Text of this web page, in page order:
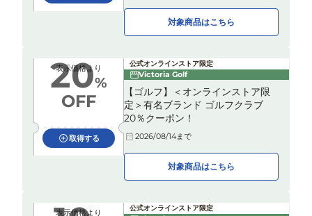
対象商品はこちら
表示価格より
20%
OFF
取得する
公式オンラインストア限定
Victoria Golf
【ゴルフ】＜オンラインストア限
定＞有名ブランド ゴルフクラブ
20％クーポン！
2026/08/14まで
対象商品はこちら
表示価格より 公式オンラインストア限定